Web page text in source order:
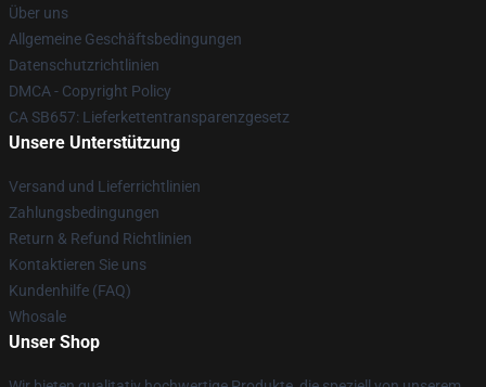
Über uns
Allgemeine Geschäftsbedingungen
Datenschutzrichtlinien
DMCA - Copyright Policy
CA SB657: Lieferkettentransparenzgesetz
Unsere Unterstützung
Versand und Lieferrichtlinien
Zahlungsbedingungen
Return & Refund Richtlinien
Kontaktieren Sie uns
Kundenhilfe (FAQ)
Whosale
Unser Shop